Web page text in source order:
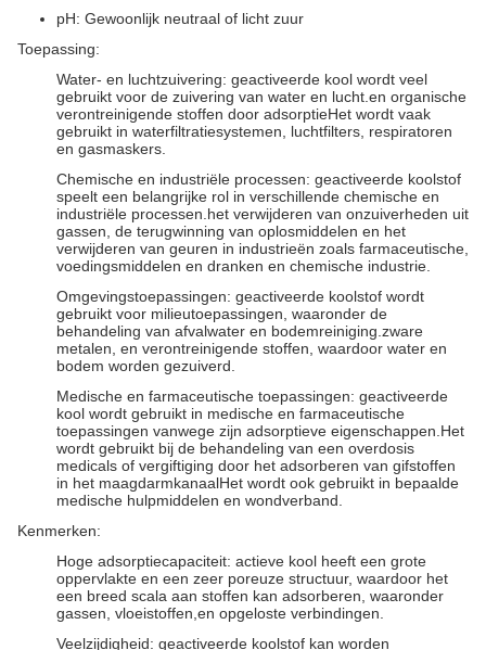
pH: Gewoonlijk neutraal of licht zuur
Toepassing:
Water- en luchtzuivering: geactiveerde kool wordt veel
gebruikt voor de zuivering van water en lucht.en organische
verontreinigende stoffen door adsorptieHet wordt vaak
gebruikt in waterfiltratiesystemen, luchtfilters, respiratoren
en gasmaskers.
Chemische en industriële processen: geactiveerde koolstof
speelt een belangrijke rol in verschillende chemische en
industriële processen.het verwijderen van onzuiverheden uit
gassen, de terugwinning van oplosmiddelen en het
verwijderen van geuren in industrieën zoals farmaceutische,
voedingsmiddelen en dranken en chemische industrie.
Omgevingstoepassingen: geactiveerde koolstof wordt
gebruikt voor milieutoepassingen, waaronder de
behandeling van afvalwater en bodemreiniging.zware
metalen, en verontreinigende stoffen, waardoor water en
bodem worden gezuiverd.
Medische en farmaceutische toepassingen: geactiveerde
kool wordt gebruikt in medische en farmaceutische
toepassingen vanwege zijn adsorptieve eigenschappen.Het
wordt gebruikt bij de behandeling van een overdosis
medicals of vergiftiging door het adsorberen van gifstoffen
in het maagdarmkanaalHet wordt ook gebruikt in bepaalde
medische hulpmiddelen en wondverband.
Kenmerken:
Hoge adsorptiecapaciteit: actieve kool heeft een grote
oppervlakte en een zeer poreuze structuur, waardoor het
een breed scala aan stoffen kan adsorberen, waaronder
gassen, vloeistoffen,en opgeloste verbindingen.
Veelzijdigheid: geactiveerde koolstof kan worden